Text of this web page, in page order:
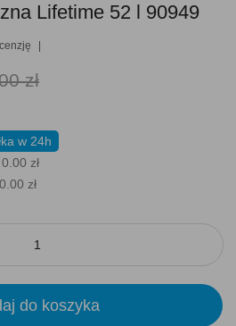
Lifetime 52 l 90949
zł
w 24h
0.00 zł
zł
do koszyka